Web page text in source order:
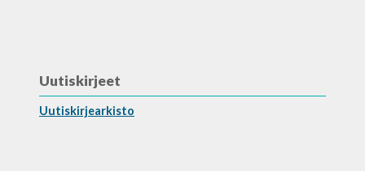
Uutiskirjeet
Uutiskirjearkisto